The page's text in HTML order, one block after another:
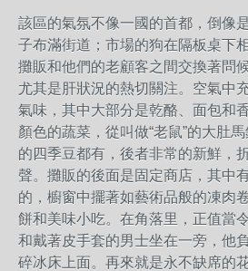
該區的氣氛不像一國的首都，倒像
子布滿街道；市場的狗在隔板桌下
攤販和他們的老顧客之間交換著問
尤其是肝狀況的熱切關注。空氣中
氣味，其中大部分是乾酪、面包和
顏色的蔬菜，從叫做“老鼠”的大肚
的四季豆都有，後者非常的新鮮，
聲。攤販的後面是固定商店，其中
的，櫥窗中擺著如藝術品般的凍肉
餅和美味小吃。在角落里，正值當
和戴著皮手套的男士坐在一旁，他
碎冰床上面。再來就是永不缺席